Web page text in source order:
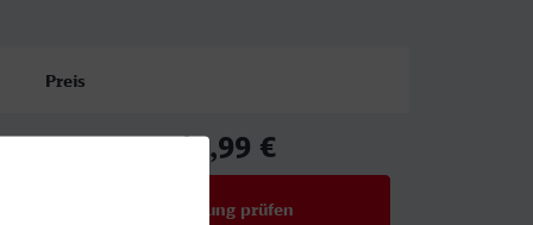
Preis
49,99 €
Verbindung prüfen